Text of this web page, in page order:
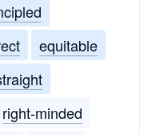
equitable
right-minded